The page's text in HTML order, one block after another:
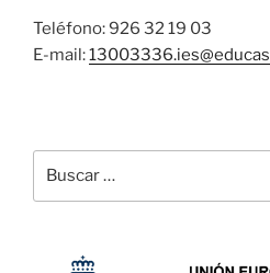
Teléfono: 926 32 19 03
E-mail:13003336.ies@
por: